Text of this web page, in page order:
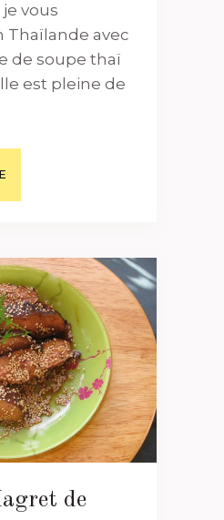
vous
Thaïlande avec
de soupe thaï
est pleine de
de